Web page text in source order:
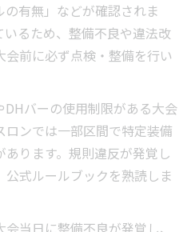
有無」などが確認されま
るため、整備不良や違法改
前に必ず点検・整備を行い
DHバーの使用制限がある大会
ンでは一部区間で特定装備
ります。規則違反が発覚し
式ルールブックを熟読しま